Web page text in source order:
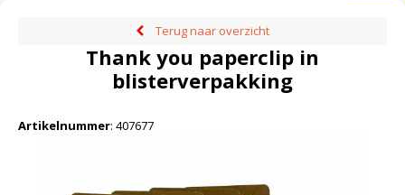
Terug naar overzicht
Thank you paperclip in
blisterverpakking
Artikelnummer: 407677